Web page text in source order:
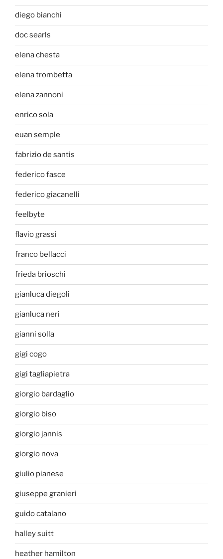
diego bianchi
doc searls
elena chesta
elena trombetta
elena zannoni
enrico sola
euan semple
fabrizio de santis
federico fasce
federico giacanelli
feelbyte
flavio grassi
franco bellacci
frieda brioschi
gianluca diegoli
gianluca neri
gianni solla
gigi cogo
gigi tagliapietra
giorgio bardaglio
giorgio biso
giorgio jannis
giorgio nova
giulio pianese
giuseppe granieri
guido catalano
halley suitt
heather hamilton